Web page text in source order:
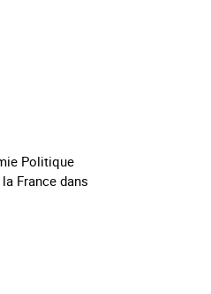
Politique
France dans